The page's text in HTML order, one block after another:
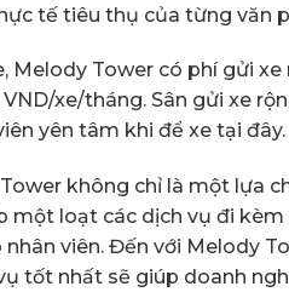
tế tiêu thụ của từng văn
Melody Tower có phí gửi
xe/tháng. Sân gửi xe
yên tâm khi để xe tại đây.
không chỉ là một lựa
một loạt các dịch vụ đi
nhân viên. Đến với Melody
tốt nhất sẽ giúp doanh